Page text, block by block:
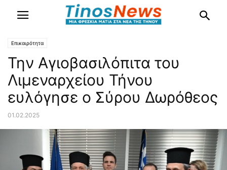
Επικαιρότητα
Την Aγιοβασιλόπιτα του
Λιμεναρχείου Τήνου
ευλόγησε ο Σύρου Δωρόθεος
01.02.2025